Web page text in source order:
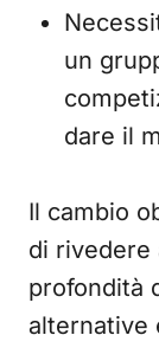
un
dare il
Il cambio
di rivedere
profondità
alternative